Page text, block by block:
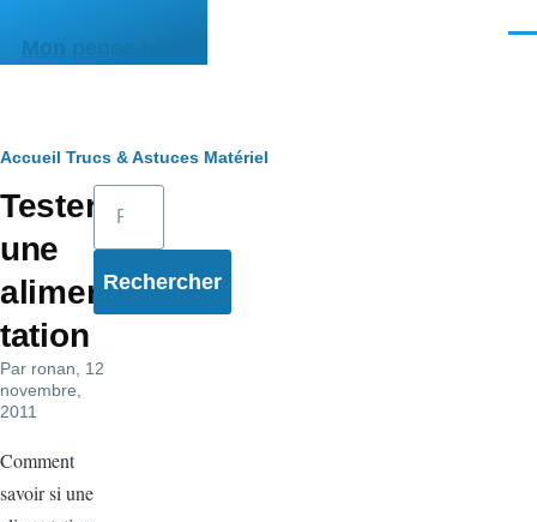
Mon pense-bête
Fil
d'Ariane
Accueil Trucs & Astuces Matériel
Tester
une
alimen
tation
Par ronan , 12
novembre,
2011
Comment
savoir si une